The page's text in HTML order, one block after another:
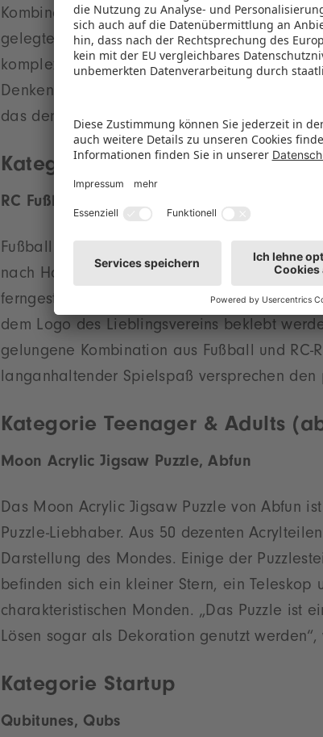
Kombination. Alle Karten liegen verdeckt
gelegten Figur finden müssen. Aus simplen
komplexe Spielidee, welche die Augen-
Denken schult. „Damit ist ein großartiges,
das den Ehrgeiz der Kinder weckt“, so die
Kategorie SchoolKids (6-10
RC Fußball Set – Bundesliga, Carrera Toys
Fußball trifft auf RC-Autos: Mit dem RC
nach Hause. Innerhalb eines aufgebauten
ferngesteuerten Autos einen Miniatur-
dem Logo des Lieblingsvereins beklebt
gelungene Kombination aus Fußball und RC-
langanhaltender Spielspaß versprechen den
Kategorie Teenager & Adults
Moon Acrylic Jigsaw Puzzle, Abfun
Das Moon Acrylic Jigsaw Puzzle von Abfun
Puzzle-Liebhaber. Aus 50 dezenten
Darstellung des Mondes. Einige der
befinden sich ein kleiner Stern, ein Teleskop
charakteristischen Monden. „Das Puzzle ist
Lösen sogar als Dekoration genutzt
Kategorie Startup
Qubitunes, Qubs